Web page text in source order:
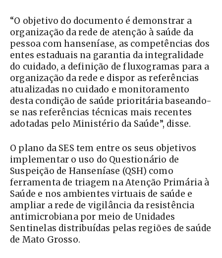
“O objetivo do documento é demonstrar a
organização da rede de atenção à saúde da
pessoa com hanseníase, as competências dos
entes estaduais na garantia da integralidade
do cuidado, a definição de fluxogramas para a
organização da rede e dispor as referências
atualizadas no cuidado e monitoramento
desta condição de saúde prioritária baseando-
se nas referências técnicas mais recentes
adotadas pelo Ministério da Saúde”, disse.
O plano da SES tem entre os seus objetivos
implementar o uso do Questionário de
Suspeição de Hanseníase (QSH) como
ferramenta de triagem na Atenção Primária à
Saúde e nos ambientes virtuais de saúde e
ampliar a rede de vigilância da resistência
antimicrobiana por meio de Unidades
Sentinelas distribuídas pelas regiões de saúde
de Mato Grosso.